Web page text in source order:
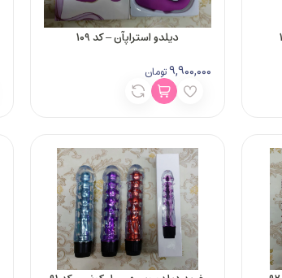
دیلدو استراپآن – کد 109
9,900,000تومان